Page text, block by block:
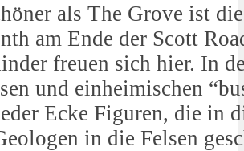
als The Grove ist
am Ende der Scott
freuen sich hier. In
und einheimischen
Ecke Figuren, die in
in die Felsen